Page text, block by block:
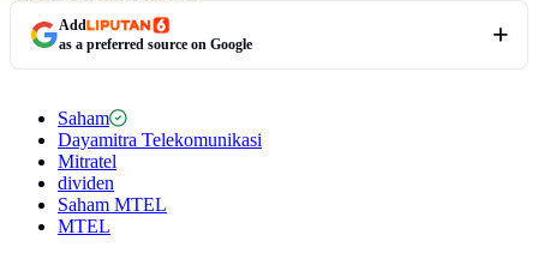
Add
as a preferred source on Google
Saham
Dayamitra Telekomunikasi
Mitratel
dividen
Saham MTEL
MTEL